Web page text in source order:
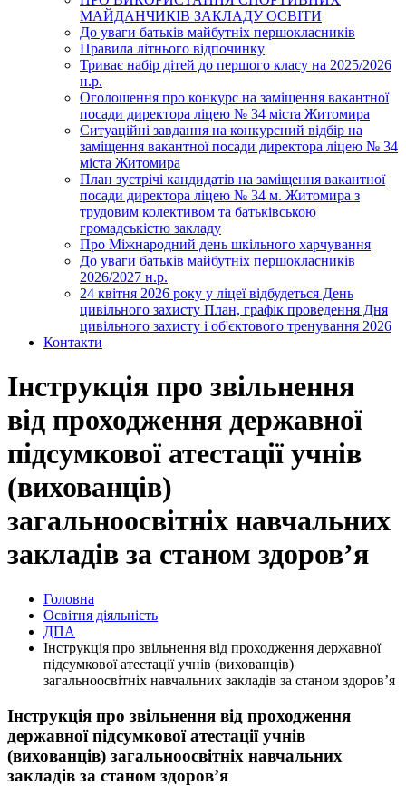
МАЙДАНЧИКІВ ЗАКЛАДУ ОСВІТИ
До уваги батьків майбутніх першокласників
Правила літнього відпочинку
Триває набір дітей до першого класу на 2025/2026
н.р.
Оголошення про конкурс на заміщення вакантної
посади директора ліцею № 34 міста Житомира
Ситуаційні завдання на конкурсний відбір на
заміщення вакантної посади директора ліцею № 34
міста Житомира
План зустрічі кандидатів на заміщення вакантної
посади директора ліцею № 34 м. Житомира з
трудовим колективом та батьківською
громадськістю закладу
Про Міжнародний день шкільного харчування
До уваги батьків майбутніх першокласників
2026/2027 н.р.
24 квітня 2026 року у ліцеї відбудеться День
цивільного захисту План, графік проведення Дня
цивільного захисту і об'єктового тренування 2026
Контакти
Інструкція про звільнення
від проходження державної
підсумкової атестації учнів
(вихованців)
загальноосвітніх навчальних
закладів за станом здоров’я
Головна
Освітня діяльність
ДПА
Інструкція про звільнення від проходження державної
підсумкової атестації учнів (вихованців)
загальноосвітніх навчальних закладів за станом здоров’я
Інструкція про звільнення від проходження
державної підсумкової атестації учнів
(вихованців) загальноосвітніх навчальних
закладів за станом здоров’я